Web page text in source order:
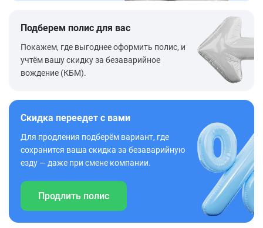
Подберем полис для вас
Покажем, где выгоднее оформить полис, и
учтём вашу скидку за безаварийное
вождение (КБМ).
Скидка переедет с вами
Для продления подберём вариант, где
сохранится ваша скидка за безаварийную
езду — даже при смене компании.
Продлить полис